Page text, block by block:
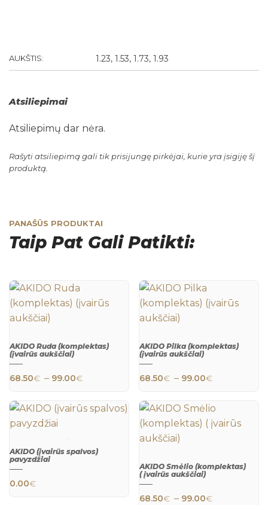
AUKŠTIS: 1.23, 1.53, 1.73, 1.93
Atsiliepimai
Atsiliepimų dar nėra.
Rašyti atsiliepimą gali tik prisijungę pirkėjai, kurie yra įsigiję šį
produktą.
PANAŠŪS PRODUKTAI
Taip Pat Gali Patikti:
This product has multiple variants. The
VIEW
AKIDO Ruda (komplektas)
(įvairūs aukščiai)
68.50€ – 99.00€ Price range: 68.50€ through 99.00€
VIEW
AKIDO Pilka (komplektas)
(įvairūs aukščiai)
68.50€ – 99.00€
This product has multiple variants. The
AKIDO (įvairūs spalvos)
pavyzdžiai
0.00€
VIEW
AKIDO Smėlio (komplektas)
( įvairūs aukščiai)
68.50€ – 99.00€